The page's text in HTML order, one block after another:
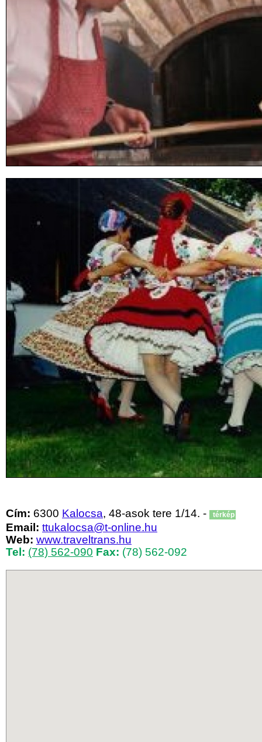
Cím: 6300 Kalocsa, 48-asok tere 1/14. - térkép
Email: ttukalocsa@t-online.hu
Web: www.traveltrans.hu
Tel: (78) 562-090 Fax: (78) 562-092